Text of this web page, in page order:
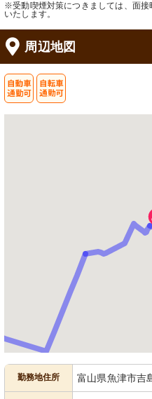
※受動喫煙対策につきましては、面
いたします。
周辺地図
勤務地住所 富山県魚津市吉